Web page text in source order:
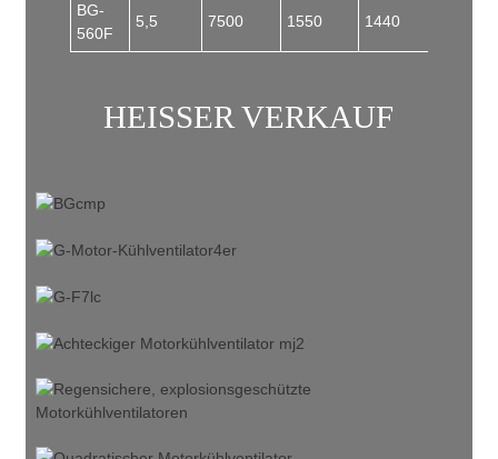
BG-
560F
5,5 7500 1550 1440
HEISSER VERKAUF